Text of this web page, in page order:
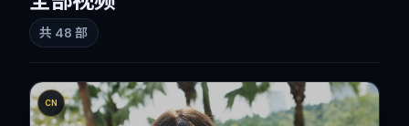
共 48 部
CN